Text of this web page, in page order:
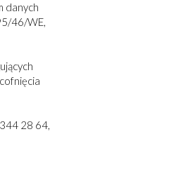
danych
46/WE,
28 64,